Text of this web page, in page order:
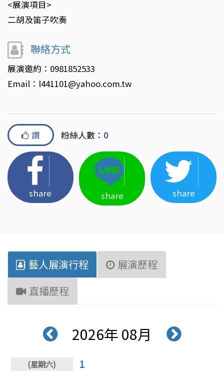
<展演項目>
二胡及笛子吹奏
聯絡方式
展演邀約：0981852533
Email：l441101@yahoo.com.tw
讚 粉絲人數： 0
share share share
藝人展演行程
展演歷程
直播歷程
2026年 08月
1